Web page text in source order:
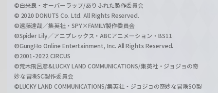
©白米良・オーバーラップ/ありふれた製作委員会
© 2020 DONUTS Co. Ltd. All Rights Reserved.
©遠藤達哉／集英社・SPY×FAMILY製作委員会
©Spider Lily／アニプレックス・ABCアニメーション・BS11
©GungHo Online Entertainment, Inc. All Rights Reserved.
©2001-2022 CIRCUS
©荒木飛呂彦&LUCKY LAND COMMUNICATIONS/集英社・ジョジョの奇
妙な冒険SC製作委員会
©LUCKY LAND COMMUNICATIONS/集英社・ジョジョの奇妙な冒険SO製